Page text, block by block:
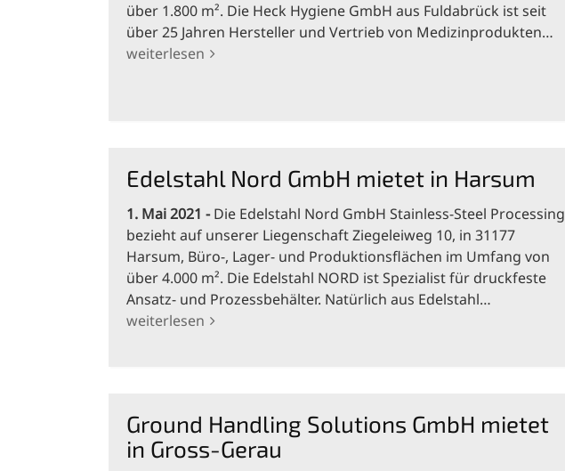
über 1.800 m². Die Heck Hygiene GmbH aus Fuldabrück ist seit
über 25 Jahren Hersteller und Vertrieb von Medizinprodukten…
weiterlesen
Edelstahl Nord GmbH mietet in Harsum
1. Mai 2021
Die Edelstahl Nord GmbH Stainless-Steel Processing
bezieht auf unserer Liegenschaft Ziegeleiweg 10, in 31177
Harsum, Büro-, Lager- und Produktionsflächen im Umfang von
über 4.000 m². Die Edelstahl NORD ist Spezialist für druckfeste
Ansatz- und Prozessbehälter. Natürlich aus Edelstahl…
weiterlesen
Ground Handling Solutions GmbH mietet
in Gross-Gerau